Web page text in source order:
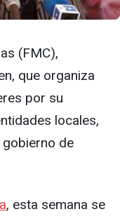
(FMC),
que organiza
por su
locales,
de
, esta semana se